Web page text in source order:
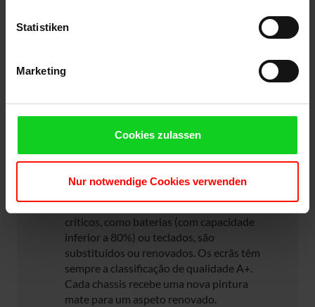
Statistiken
Marketing
Cookies zulassen
Nur notwendige Cookies verwenden
Manufacturing na prática?
equipamentos são tecnicamente, esteticamente
preço muito inferior ao de equipamentos novos.
Pré-seleção rigorosa:Apenas
são aceites. Dispositivos com pequenos
danos ou sinais visíveis de uso não são
Revisão abrangente:Componentes
críticos, como baterias (com capacidade
inferior a 80%) ou teclados, são
substituídos ou renovados. Os ecrãs têm
sempre a classificação de qualidade A+.
Cada chassis recebe uma nova pintura
mate para um aspeto renovado.